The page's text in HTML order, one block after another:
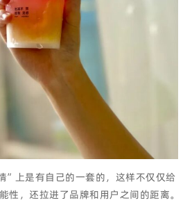
”上是有自己的一套的，这样不仅仅给
性，还拉进了品牌和用户之间的距离。